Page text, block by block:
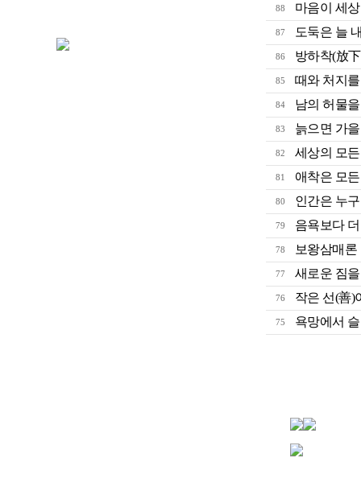
88 마음이 세
87 도둑은 늘
86 방하착(放
85 때와 처지
84 남의 허물
83 늙으면 가
82 세상의 모
81 애착은 모
80 인간은 누
79 음욕보다
78 보왕삼매론
77 새로운 짐
76 작은 선(善)
75 욕망에서